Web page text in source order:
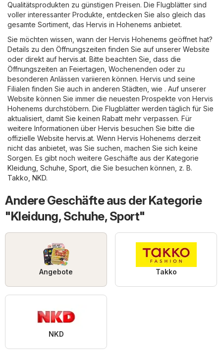
Qualitätsprodukten zu günstigen Preisen. Die Flugblätter sind
voller interessanter Produkte, entdecken Sie also gleich das
gesamte Sortiment, das Hervis in Hohenems anbietet.
Sie möchten wissen, wann der Hervis Hohenems geöffnet hat?
Details zu den Öffnungszeiten finden Sie auf unserer Website
oder direkt auf hervis.at. Bitte beachten Sie, dass die
Öffnungszeiten an Feiertagen, Wochenenden oder zu
besonderen Anlässen variieren können. Hervis und seine
Filialen finden Sie auch in anderen Städten, wie . Auf unserer
Website können Sie immer die neuesten Prospekte von Hervis
Hohenems durchstöbern. Die Flugblätter werden täglich für Sie
aktualisiert, damit Sie keinen Rabatt mehr verpassen. Für
weitere Informationen über Hervis besuchen Sie bitte die
offizielle Website hervis.at. Wenn Hervis Hohenems derzeit
nicht das anbietet, was Sie suchen, machen Sie sich keine
Sorgen. Es gibt noch weitere Geschäfte aus der Kategorie
Kleidung, Schuhe, Sport , die Sie besuchen können, z. B.
Takko NKD.
Andere Geschäfte aus der Kategorie
"Kleidung, Schuhe, Sport"
Angebote Takko
NKD